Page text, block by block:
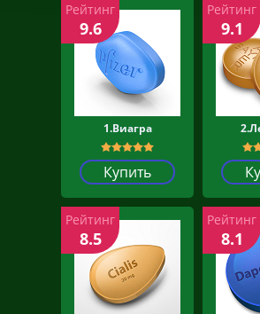
1.Виагра
Купить
Рейтинг
9.6
Рейтинг
9.1
Рейтинг
8.5
Рейтинг
8.1